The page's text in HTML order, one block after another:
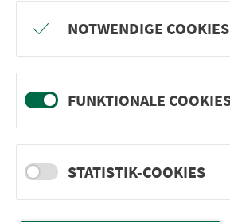
Münchaurach Apotheke
Falkendorf Abzw. Dörflas
Falkendorf Ort
Herzo. Dr.-Walther-Str.
Herzogenaurach Atlantis
Herzogenaurach An der
NOTWENDIGE COOKIES
FUNKTIONALE
STATISTIK-COOKIES